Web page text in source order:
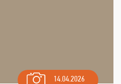
14.04.2026